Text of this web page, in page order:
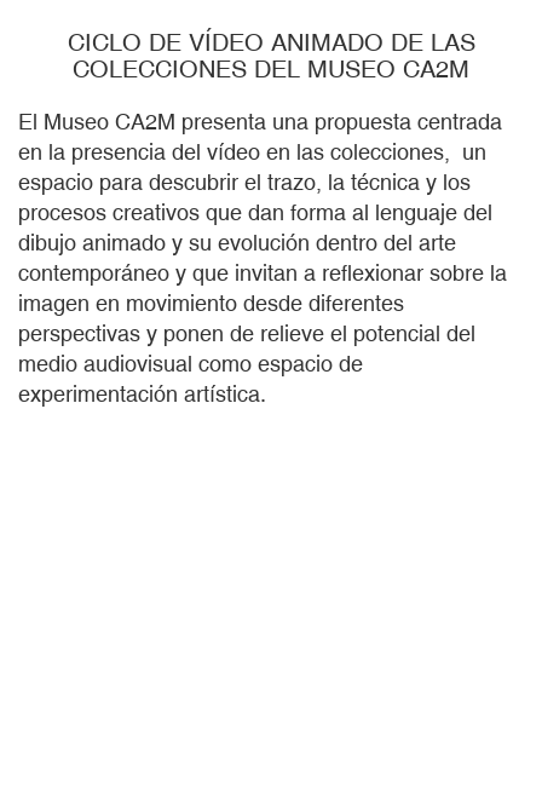
CICLO DE VÍDEO ANIMADO DE LAS
COLECCIONES DEL MUSEO CA2M
El Museo CA2M presenta una propuesta centrada
en la presencia del vídeo en las colecciones, un
espacio para descubrir el trazo, la técnica y los
procesos creativos que dan forma al lenguaje del
dibujo animado y su evolución dentro del arte
contemporáneo y que invitan a reflexionar sobre la
imagen en movimiento desde diferentes
perspectivas y ponen de relieve el potencial del
medio audiovisual como espacio de
experimentación artística.